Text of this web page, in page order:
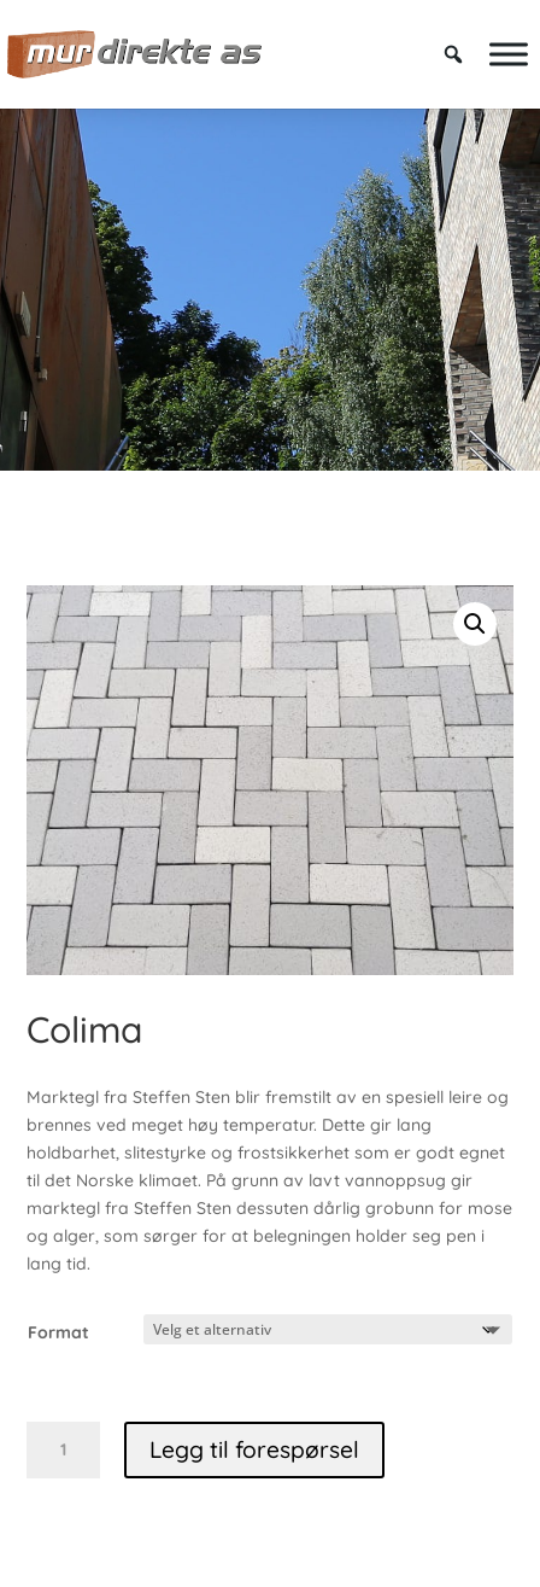
Colima
Marktegl fra Steffen Sten blir fremstilt av en spesiell leire og
brennes ved meget høy temperatur. Dette gir lang
holdbarhet, slitestyrke og frostsikkerhet som er godt egnet
til det Norske klimaet. På grunn av lavt vannoppsug gir
marktegl fra Steffen Sten dessuten dårlig grobunn for mose
og alger, som sørger for at belegningen holder seg pen i
lang tid.
Format
antall
Legg til forespørsel